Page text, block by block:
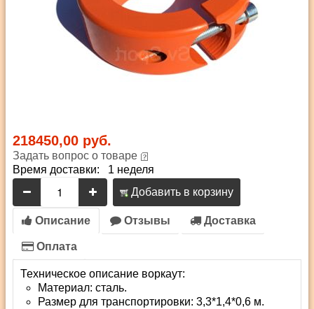
218450,00 руб.
Задать вопрос о товаре
Время доставки: 1 неделя
Добавить в корзину
Описание Отзывы Доставка
Оплата
Техническое описание воркаут:
Материал: сталь.
Размер для транспортировки: 3,3*1,4*0,6 м.